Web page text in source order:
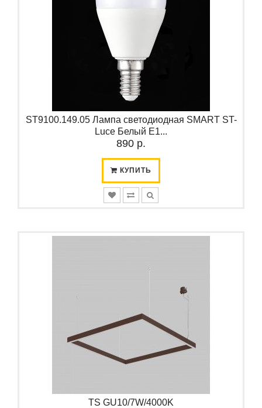
ST9100.149.05 Лампа светодиодная SMART ST-
Luce Белый E1...
890 р.
КУПИТЬ
TS GU10/7W/4000K